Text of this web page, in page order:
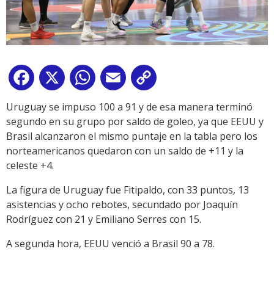
Facebook
X WhatsApp
Email
Link
Uruguay se impuso 100 a 91 y de esa manera terminó
segundo en su grupo por saldo de goleo, ya que EEUU y
Brasil alcanzaron el mismo puntaje en la tabla pero los
norteamericanos quedaron con un saldo de +11 y la
celeste +4.
La figura de Uruguay fue Fitipaldo, con 33 puntos, 13
asistencias y ocho rebotes, secundado por Joaquín
Rodríguez con 21 y Emiliano Serres con 15.
A segunda hora, EEUU venció a Brasil 90 a 78.